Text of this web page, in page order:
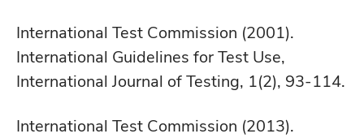
International Test Commission (2001).
International Guidelines for Test Use,
International Journal of Testing, 1(2), 93-114.
International Test Commission (2013).